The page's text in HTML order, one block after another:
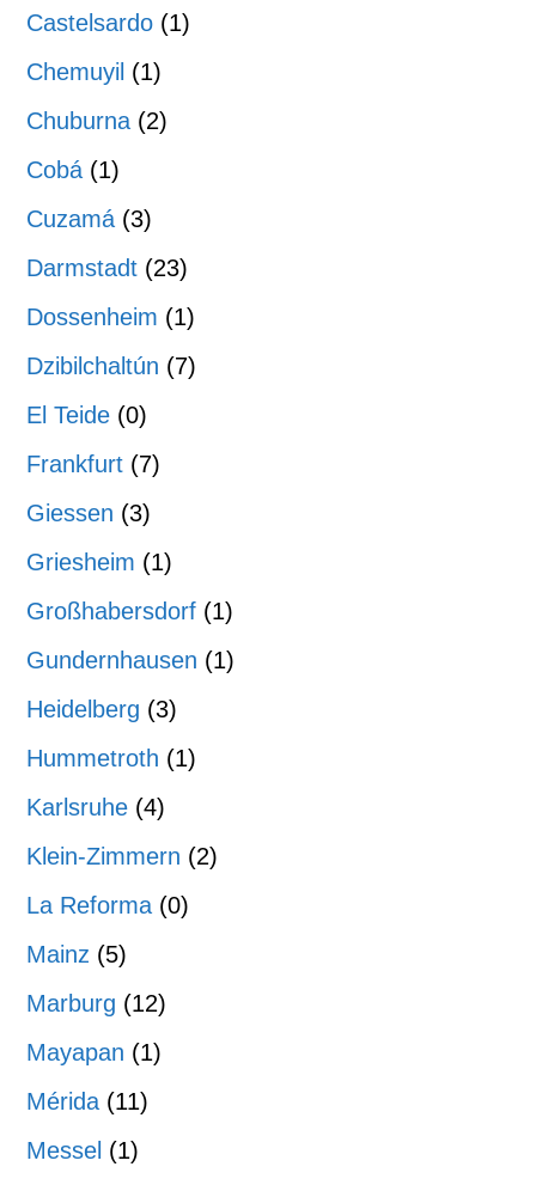
Castelsardo (1)
Chemuyil (1)
Chuburna (2)
Cobá (1)
Cuzamá (3)
Darmstadt (23)
Dossenheim (1)
Dzibilchaltún (7)
El Teide (0)
Frankfurt (7)
Giessen (3)
Griesheim (1)
Großhabersdorf (1)
Gundernhausen (1)
Heidelberg (3)
Hummetroth (1)
Karlsruhe (4)
Klein-Zimmern (2)
La Reforma (0)
Mainz (5)
Marburg (12)
Mayapan (1)
Mérida (11)
Messel (1)